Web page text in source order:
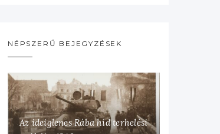
NÉPSZERŰ BEJEGYZÉSEK
Az ideiglenes Rába híd terhelési